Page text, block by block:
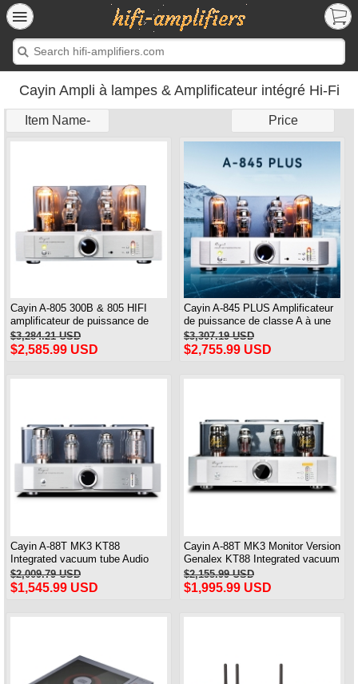
Cayin Ampli à lampes & Amplificateur intégré Hi-Fi
Item Name- Price
Cayin A-805 300B & 805 HIFI
amplificateur de puissance de
classe A à extrémité unique et
ampli intégré 50W * 2
$3,284.21 USD
$2,585.99 USD
Cayin A-845 PLUS Amplificateur
de puissance de classe A à une
extrémité et AMP intégré 300B et
845 Tube Version 2021
$3,307.19 USD
$2,755.99 USD
Cayin A-88T MK3 KT88
Integrated vacuum tube Audio
Power Amplifier Class AB push-
pull Amplifier
$2,009.79 USD
$1,545.99 USD
Cayin A-88T MK3 Monitor Version
Genalex KT88 Integrated vacuum
tube Audio Power Amplifier
$2,155.99 USD
$1,995.99 USD